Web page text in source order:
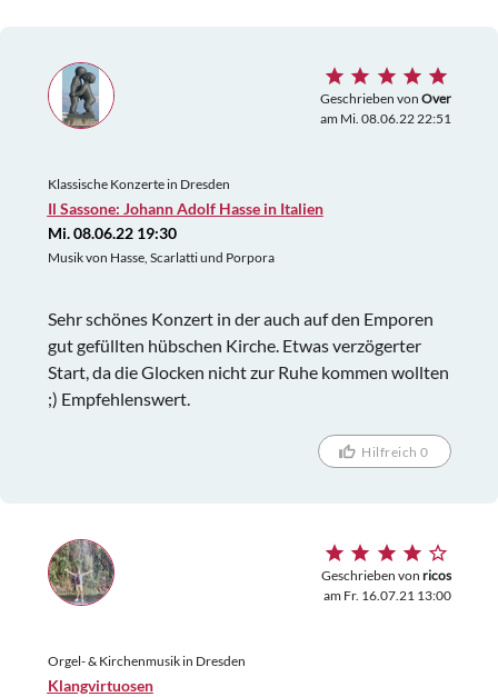
Geschrieben von Over
am Mi. 08.06.22 22:51
Klassische Konzerte in Dresden
Il Sassone: Johann Adolf Hasse in Italien
Mi. 08.06.22 19:30
Musik von Hasse, Scarlatti und Porpora
Sehr schönes Konzert in der auch auf den Emporen
gut gefüllten hübschen Kirche. Etwas verzögerter
Start, da die Glocken nicht zur Ruhe kommen wollten
;) Empfehlenswert.
Hilfreich 0
Geschrieben von ricos
am Fr. 16.07.21 13:00
Orgel- & Kirchenmusik in Dresden
Klangvirtuosen